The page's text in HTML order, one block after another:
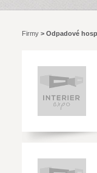
Firmy > Odpadové